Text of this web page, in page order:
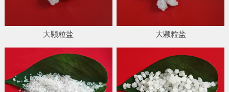
大颗粒盐 大颗粒盐